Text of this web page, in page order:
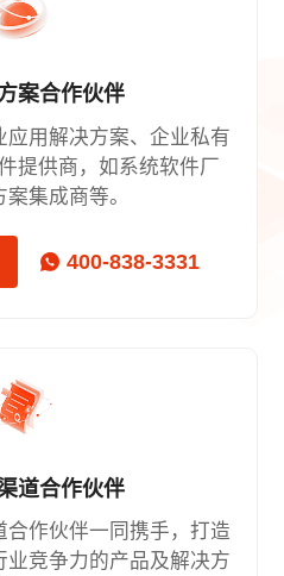
案合作伙伴
用解决方案、企业私有
提供商，如系统软件厂
集成商等。
400-838-3331
道合作伙伴
合作伙伴一同携手，打造
业竞争力的产品及解决方